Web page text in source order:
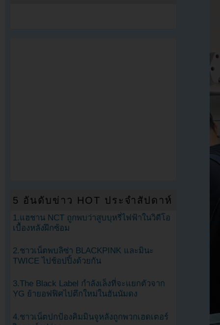
5 อันดับข่าว HOT ประจำสัปดาห์
1.แฮชาน NCT ถูกพบว่าสูบบุหรี่ไฟฟ้าในวิดีโอ
เบื้องหลังฝึกซ้อม
2.ชาวเน็ตพบลิซ่า BLACKPINK และมินะ
TWICE ไปช้อปปิ้งด้วยกัน
3.The Black Label กำลังเล็งที่จะแยกตัวจาก
YG ย้ายอฟฟิศไปตึกใหม่ในฮันนัมดง
4.ชาวเน็ตปกป้องคิมมินจูหลังถูกพวกเฮดเตอร์